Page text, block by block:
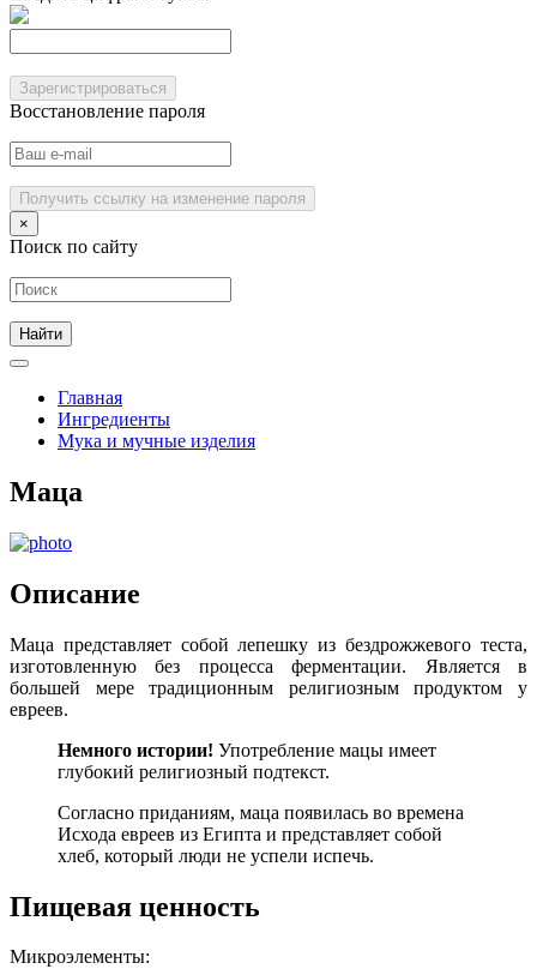
Зарегистрироваться
Восстановление пароля
Получить ссылку на изменение пароля
×
Поиск по сайту
Главная
Ингредиенты
Мука и мучные изделия
Маца
Описание
Маца представляет собой лепешку из бездрожжевого теста,
изготовленную без процесса ферментации. Является в
большей мере традиционным религиозным продуктом у
евреев.
Немного истории! Употребление мацы имеет
глубокий религиозный подтекст.
Согласно приданиям, маца появилась во времена
Исхода евреев из Египта и представляет собой
хлеб, который люди не успели испечь.
Пищевая ценность
Микроэлементы: